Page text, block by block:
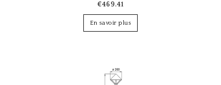
€469.41
En savoir plus